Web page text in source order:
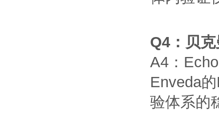
Q4 ：贝
A4 ： Echo
Enveda的
验体系的